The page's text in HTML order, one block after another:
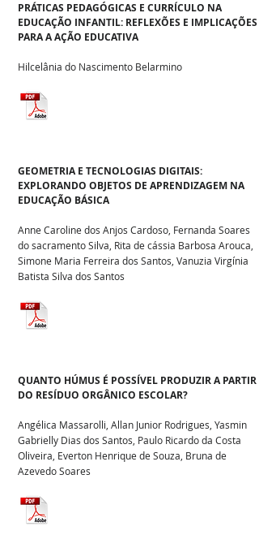
Hilcelânia do Nascimento Belarmino
PRÁTICAS PEDAGÓGICAS E CURRÍCULO NA
EDUCAÇÃO INFANTIL: REFLEXÕES E IMPLICAÇÕES
PARA A AÇÃO EDUCATIVA
Anne Caroline dos Anjos Cardoso, Fernanda Soares
do sacramento Silva, Rita de cássia Barbosa Arouca,
Simone Maria Ferreira dos Santos, Vanuzia Virgínia
Batista Silva dos Santos
GEOMETRIA E TECNOLOGIAS DIGITAIS:
EXPLORANDO OBJETOS DE APRENDIZAGEM NA
EDUCAÇÃO BÁSICA
Angélica Massarolli, Allan Junior Rodrigues, Yasmin
Gabrielly Dias dos Santos, Paulo Ricardo da Costa
Oliveira, Everton Henrique de Souza, Bruna de
Azevedo Soares
QUANTO HÚMUS É POSSÍVEL PRODUZIR A PARTIR
DO RESÍDUO ORGÂNICO ESCOLAR?